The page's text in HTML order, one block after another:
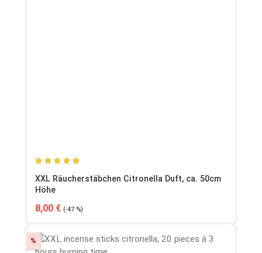
Durchschnittliche Bewertung von 5 von 5 Sternen
XXL Räucherstäbchen Citronella Duft, ca. 50cm
Höhe
Verkaufspreis:
8,00 € Regulärer Preis:
(-47 %)
% Rabatt